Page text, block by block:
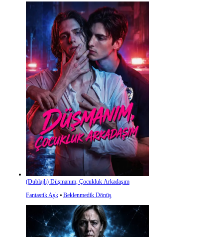
(Dublajlı) Düşmanım, Çocukluk Arkadaşım
Fantastik Aşk ⦁ Beklenmedik Dönüş